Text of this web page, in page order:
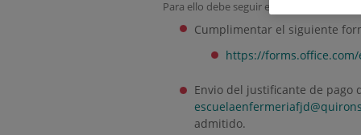
Para ello debe seguir estos pasos:
Cumplimentar el siguiente
https://forms.office.com/
Envio del justificante de pago
admitido.